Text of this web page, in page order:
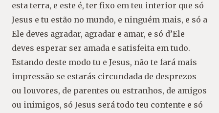
esta terra, e este é, ter fixo em teu interior que só
Jesus e tu estão no mundo, e ninguém mais, e só a
Ele deves agradar, agradar e amar, e só d’Ele
deves esperar ser amada e satisfeita em tudo.
Estando deste modo tu e Jesus, não te fará mais
impressão se estarás circundada de desprezos
ou louvores, de parentes ou estranhos, de amigos
ou inimigos, só Jesus será todo teu contente e só